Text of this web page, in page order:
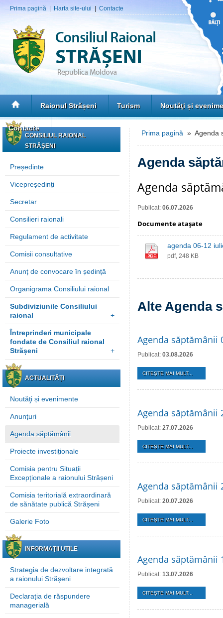
Prima pagină Harta site-ului Contacte
Raionul Strășeni Turism Noutăţi și
Contacte
CONSILIUL RAIONAL
STRĂȘENI
Președinte
Vicepreședinți
Secretar
Consilieri raionali
Regulament de activitate
Comisii consultative
Anunț de convocare în ședință
Organigrama Consiliului raional
Subdiviziunile Consiliului
raional
+
Întreprinderi municipale
fondate de Consiliul raional
Strășeni
+
ACTUALITĂȚI
Noutăţi și evenimente
Anunțuri
Agenda săptămânii
Proiecte investiționale
Comisia pentru Situații
Excepționale a raionului Strășeni
Comisia teritorială extraordinară
de sănătate publică Strășeni
Galerie Foto
INFORMAȚII UTILE
Strategia de dezvoltare integrată
a raionului Strășeni
Declarația de răspundere
managerială
Prima pagină » Agenda
Agenda
Agenda
Publicat: 06.07.2026
Documente ataşate
agenda 06-12
pdf, 248 KB
Alte Agenda
Agenda săptămânii
Publicat: 03.08.2026
CITEŞTE MAI MULT...
Agenda săptămânii
Publicat: 27.07.2026
CITEŞTE MAI MULT...
Agenda săptămânii
Publicat: 20.07.2026
CITEŞTE MAI MULT...
Agenda săptămânii
Publicat: 13.07.2026
CITEŞTE MAI MULT...